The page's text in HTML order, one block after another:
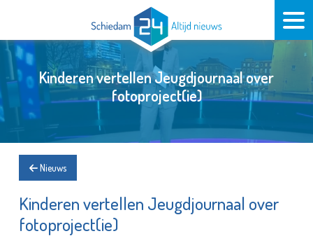
Kinderen vertellen Jeugdjournaal over
fotoproject(ie)
Nieuws
Kinderen vertellen Jeugdjournaal over
fotoproject(ie)